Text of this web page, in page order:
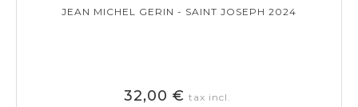
JEAN MICHEL GERIN - SAINT JOSEPH 2024
32,00 € tax incl.